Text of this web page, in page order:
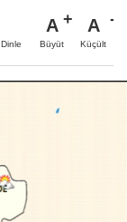
Dinle
A
Büyüt
A
Küçült